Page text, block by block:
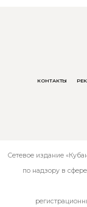
КОНТАКТЫ
Сетевое издание
по надзору в